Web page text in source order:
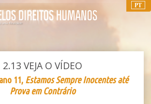
PT
2.13 VEJA O VÍDEO
11, Estamos Sempre Inocentes até
Prova em Contrário